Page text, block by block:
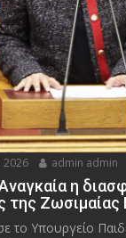
2026 admin admin
η
Ζωσιμαίας
το Υπουργείο